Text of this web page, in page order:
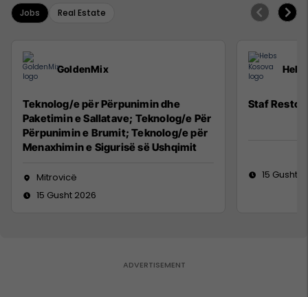
Jobs Real Estate
GoldenMix
Teknolog/e për Përpunimin dhe
Paketimin e Sallatave; Teknolog/e Për
Përpunimin e Brumit; Teknolog/e për
Menaxhimin e Sigurisë së Ushqimit
Mitrovicë
15 Gusht 2026
Staf
15 Gusht